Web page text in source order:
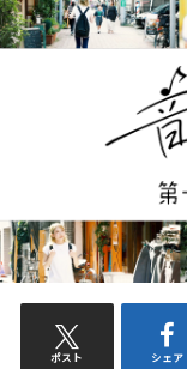
ポスト シェア